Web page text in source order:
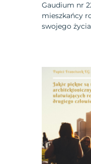
Gaudium nr
mieszkańcy
swojego